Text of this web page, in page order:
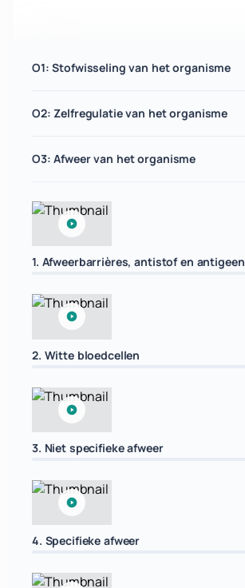
O1: Stofwisseling van het organisme
O2: Zelfregulatie van het organisme
O3: Afweer van het organisme
1. Afweerbarrières, antistof en antigeen
2. Witte bloedcellen
3. Niet specifieke afweer
4. Specifieke afweer